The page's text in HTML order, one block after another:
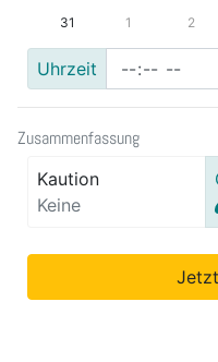
31
1 2
Uhrzeit
Zusammenfassung
Kaution
Keine